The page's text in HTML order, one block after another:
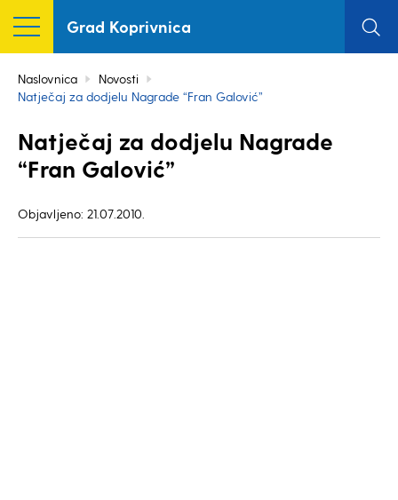
Grad Koprivnica
Naslovnica
Novosti
Natječaj za dodjelu Nagrade “Fran Galović”
Natječaj za dodjelu Nagrade
“Fran Galović”
Objavljeno: 21.07.2010.